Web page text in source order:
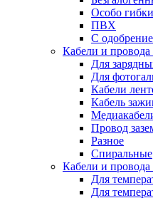
Особо
ПВХ
С
Кабели и
Для
Для
Кабели
Кабель
Провод
Разное
Спиральные
Кабели и провода
Для
Для